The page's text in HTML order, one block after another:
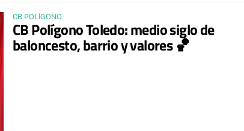
CB POLÍGONO
CB Polígono Toledo: medio siglo de
baloncesto, barrio y valores 🏀